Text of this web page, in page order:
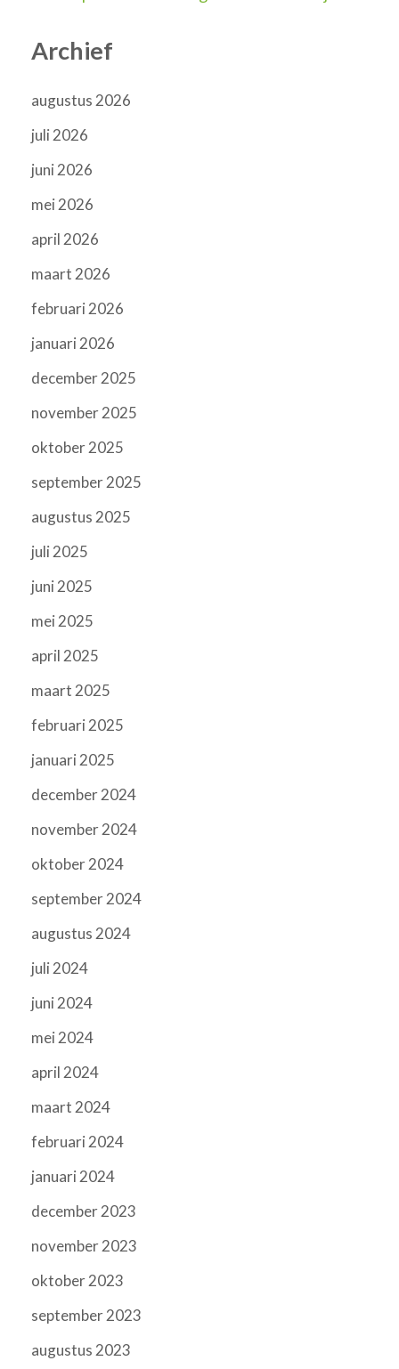
Archief
augustus 2026
juli 2026
juni 2026
mei 2026
april 2026
maart 2026
februari 2026
januari 2026
december 2025
november 2025
oktober 2025
september 2025
augustus 2025
juli 2025
juni 2025
mei 2025
april 2025
maart 2025
februari 2025
januari 2025
december 2024
november 2024
oktober 2024
september 2024
augustus 2024
juli 2024
juni 2024
mei 2024
april 2024
maart 2024
februari 2024
januari 2024
december 2023
november 2023
oktober 2023
september 2023
augustus 2023